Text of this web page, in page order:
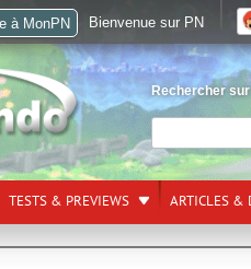
Rechercher
TESTS & PREVIEWS ARTICLES &
à MonPN Bienvenue sur PN